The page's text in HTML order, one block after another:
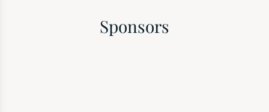
Sponsors